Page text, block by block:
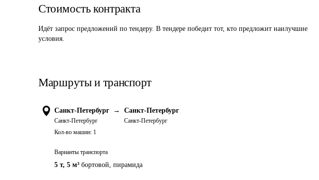
Стоимость контракта
Идёт запрос предложений по тендеру. В тендере победит тот, кто предложит наилучшие
условия.
Маршруты и транспорт
Санкт-Петербург →
Санкт-Петербург
Санкт-Петербург
Санкт-Петербург
Кол-во машин: 1
Варианты транспорта
5 т, 5 м³ бортовой, пирамида